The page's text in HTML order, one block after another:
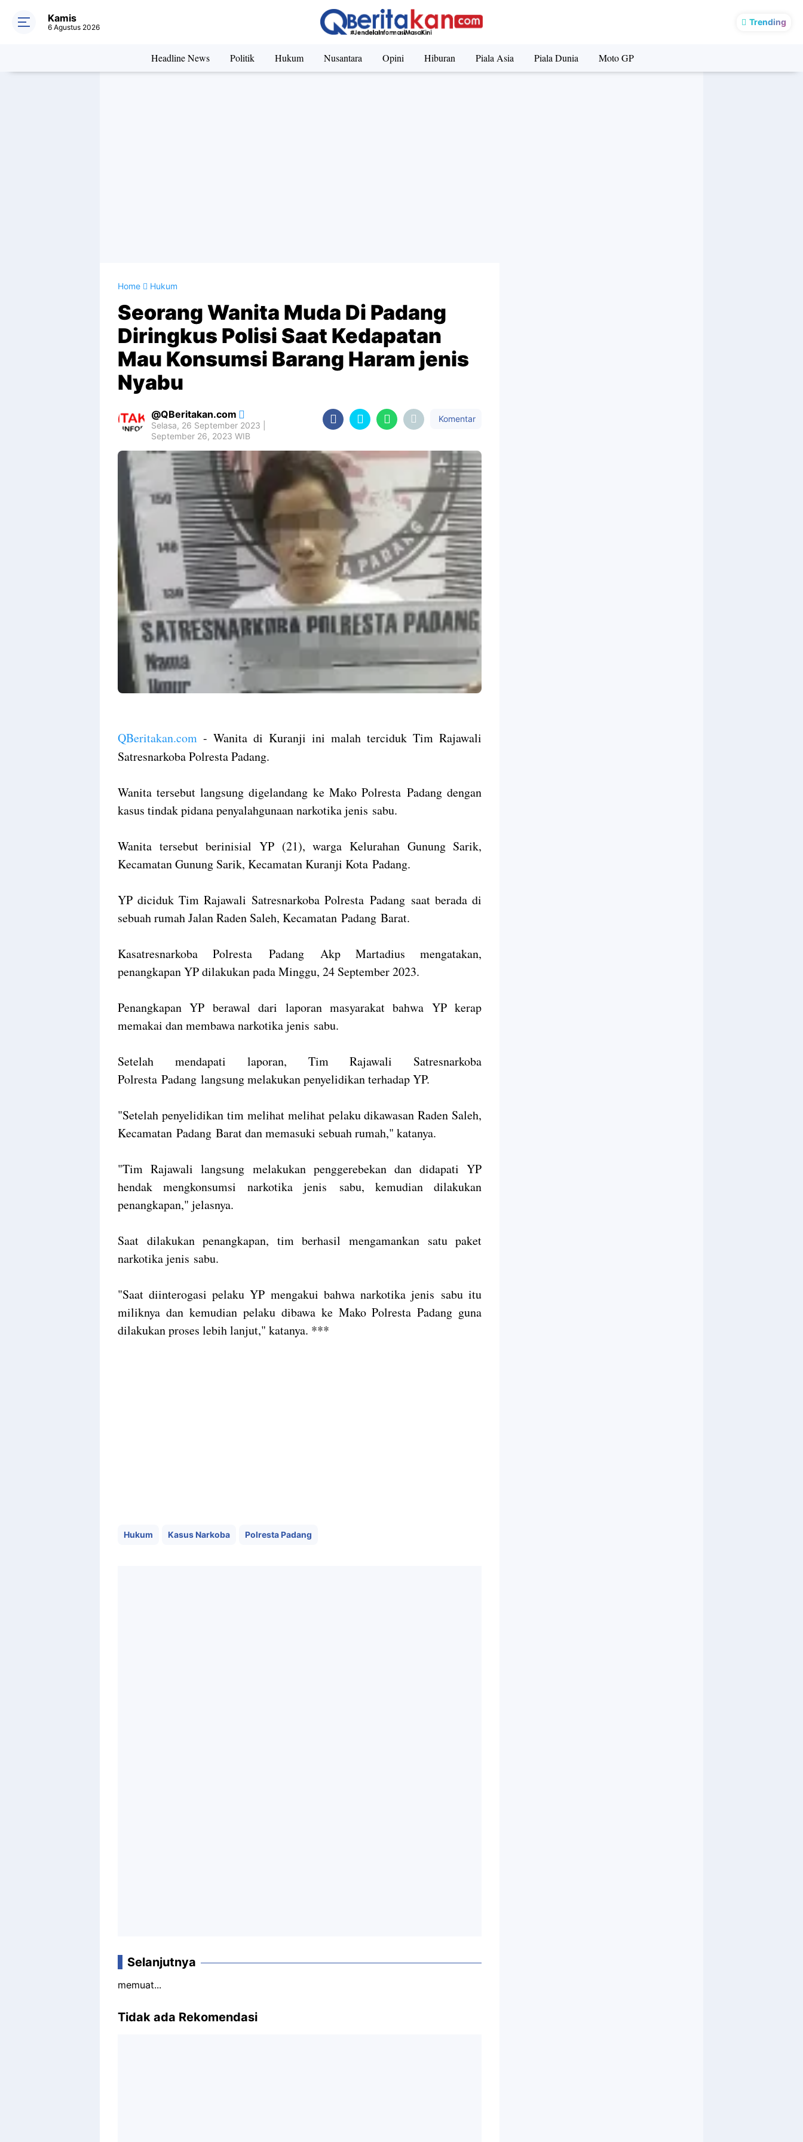
Trending
Kamis
6 Agustus 2026
Headline News Politik Hukum Nusantara Opini Hiburan Piala Asia Piala Dunia Moto GP
Home Hukum
Seorang Wanita Muda Di Padang
Diringkus Polisi Saat Kedapatan
Mau Konsumsi Barang Haram jenis
Nyabu
QBeritakan.com
Selasa, 26 September 2023 |
September 26, 2023 WIB
Komentar
QBeritakan.com - Wanita di Kuranji ini malah terciduk Tim Rajawali
Satresnarkoba Polresta Padang.
Wanita tersebut langsung digelandang ke Mako Polresta Padang dengan
kasus tindak pidana penyalahgunaan narkotika jenis sabu.
Wanita tersebut berinisial YP (21), warga Kelurahan Gunung Sarik,
Kecamatan Gunung Sarik, Kecamatan Kuranji Kota Padang.
YP diciduk Tim Rajawali Satresnarkoba Polresta Padang saat berada di
sebuah rumah Jalan Raden Saleh, Kecamatan Padang Barat.
Kasatresnarkoba Polresta Padang Akp Martadius mengatakan,
penangkapan YP dilakukan pada Minggu, 24 September 2023.
Penangkapan YP berawal dari laporan masyarakat bahwa YP kerap
memakai dan membawa narkotika jenis sabu.
Setelah mendapati laporan, Tim Rajawali Satresnarkoba
Polresta Padang langsung melakukan penyelidikan terhadap YP.
"Setelah penyelidikan tim melihat melihat pelaku dikawasan Raden Saleh,
Kecamatan Padang Barat dan memasuki sebuah rumah," katanya.
"Tim Rajawali langsung melakukan penggerebekan dan didapati YP
hendak mengkonsumsi narkotika jenis sabu, kemudian dilakukan
penangkapan," jelasnya.
Saat dilakukan penangkapan, tim berhasil mengamankan satu paket
narkotika jenis sabu.
"Saat diinterogasi pelaku YP mengakui bahwa narkotika jenis sabu itu
miliknya dan kemudian pelaku dibawa ke Mako Polresta Padang guna
dilakukan proses lebih lanjut," katanya. ***
Hukum Kasus Narkoba Polresta Padang
Selanjutnya
memuat...
Tidak ada Rekomendasi